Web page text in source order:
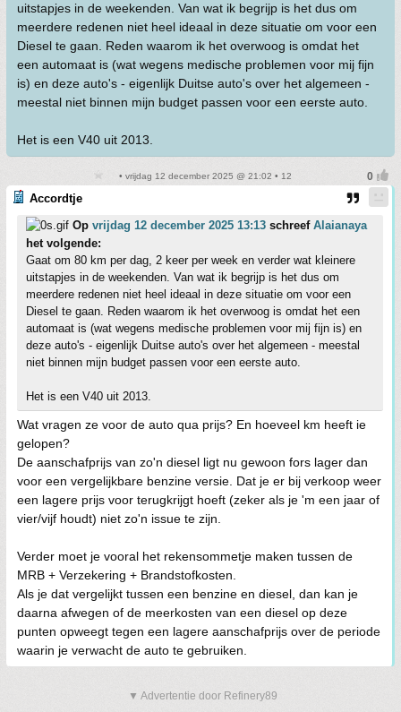
uitstapjes in de weekenden. Van wat ik begrijp is het dus om
meerdere redenen niet heel ideaal in deze situatie om voor een
Diesel te gaan. Reden waarom ik het overwoog is omdat het
een automaat is (wat wegens medische problemen voor mij fijn
is) en deze auto's - eigenlijk Duitse auto's over het algemeen -
meestal niet binnen mijn budget passen voor een eerste auto.
Het is een V40 uit 2013.
• vrijdag 12 december 2025 @ 21:02 • 12
Accordtje
Op vrijdag 12 december 2025 13:13 schreef Alaianaya
het volgende:
Gaat om 80 km per dag, 2 keer per week en verder wat kleinere
uitstapjes in de weekenden. Van wat ik begrijp is het dus om
meerdere redenen niet heel ideaal in deze situatie om voor een
Diesel te gaan. Reden waarom ik het overwoog is omdat het een
automaat is (wat wegens medische problemen voor mij fijn is) en
deze auto's - eigenlijk Duitse auto's over het algemeen - meestal
niet binnen mijn budget passen voor een eerste auto.
Het is een V40 uit 2013.
Wat vragen ze voor de auto qua prijs? En hoeveel km heeft ie
gelopen?
De aanschafprijs van zo'n diesel ligt nu gewoon fors lager dan
voor een vergelijkbare benzine versie. Dat je er bij verkoop weer
een lagere prijs voor terugkrijgt hoeft (zeker als je 'm een jaar of
vier/vijf houdt) niet zo'n issue te zijn.
Verder moet je vooral het rekensommetje maken tussen de
MRB + Verzekering + Brandstofkosten.
Als je dat vergelijkt tussen een benzine en diesel, dan kan je
daarna afwegen of de meerkosten van een diesel op deze
punten opweegt tegen een lagere aanschafprijs over de periode
waarin je verwacht de auto te gebruiken.
▼ Advertentie door Refinery89